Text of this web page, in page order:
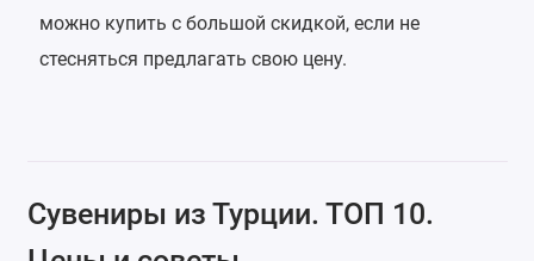
можно купить с большой скидкой, если не
стесняться предлагать свою цену.
Сувениры из Турции. ТОП 10.